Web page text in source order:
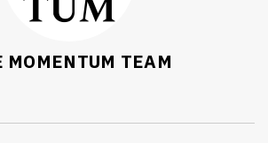
MOMENTUM TEAM